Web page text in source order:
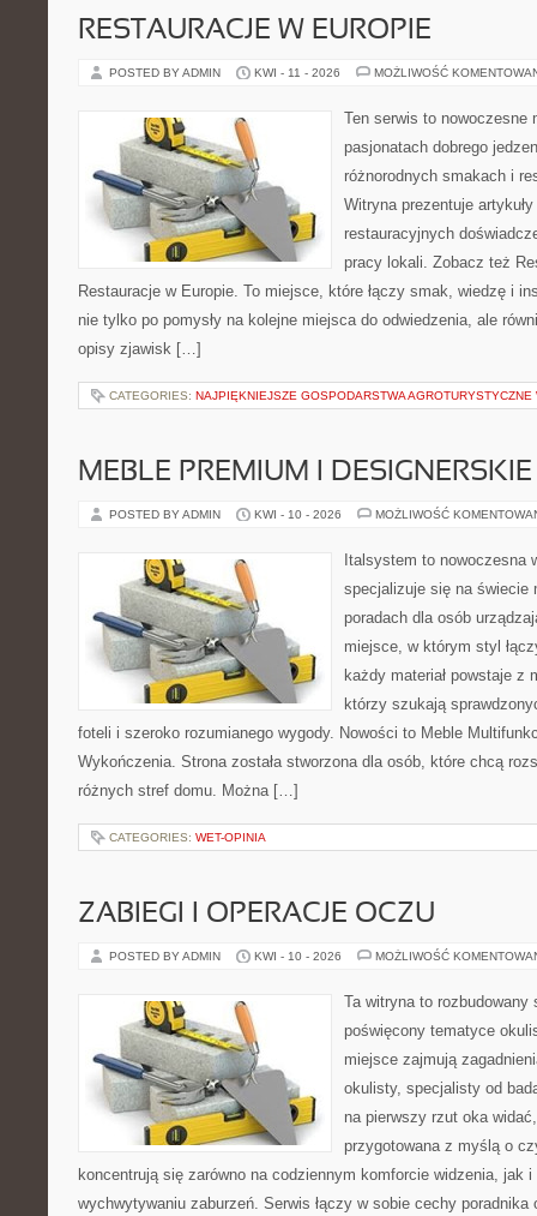
RESTAURACJE W EUROPIE
POSTED BY ADMIN KWI - 11 - 2026 MOŻLIWOŚĆ
Ten serwis to nowoczesne
pasjonatach dobrego
różnorodnych smakach i
Witryna prezentuje
restauracyjnych
pracy lokali. Zobacz też
Restauracje w Europie. To miejsce, które łączy smak, wiedzę i
nie tylko po pomysły na kolejne miejsca do odwiedzenia, ale
opisy zjawisk […]
CATEGORIES: NAJPIĘKNIEJSZE GOSPODARSTWA AGROTURYSTYCZNE
MEBLE PREMIUM I DESIGNERSKIE
POSTED BY ADMIN KWI - 10 - 2026 MOŻLIWOŚĆ
Italsystem to nowoczesna
specjalizuje się na świecie
poradach dla osób
miejsce, w którym styl
każdy materiał powstaje z
którzy szukają
foteli i szeroko rozumianego wygody. Nowości to Meble
Wykończenia. Strona została stworzona dla osób, które chcą
różnych stref domu. Można […]
CATEGORIES: WET-OPINIA
ZABIEGI I OPERACJE OCZU
POSTED BY ADMIN KWI - 10 - 2026 MOŻLIWOŚĆ
Ta witryna to rozbudowany
poświęcony tematyce
miejsce zajmują
okulisty, specjalisty od
na pierwszy rzut oka
przygotowana z myślą o
koncentrują się zarówno na codziennym komforcie widzenia, jak
wychwytywaniu zaburzeń. Serwis łączy w sobie cechy poradnika